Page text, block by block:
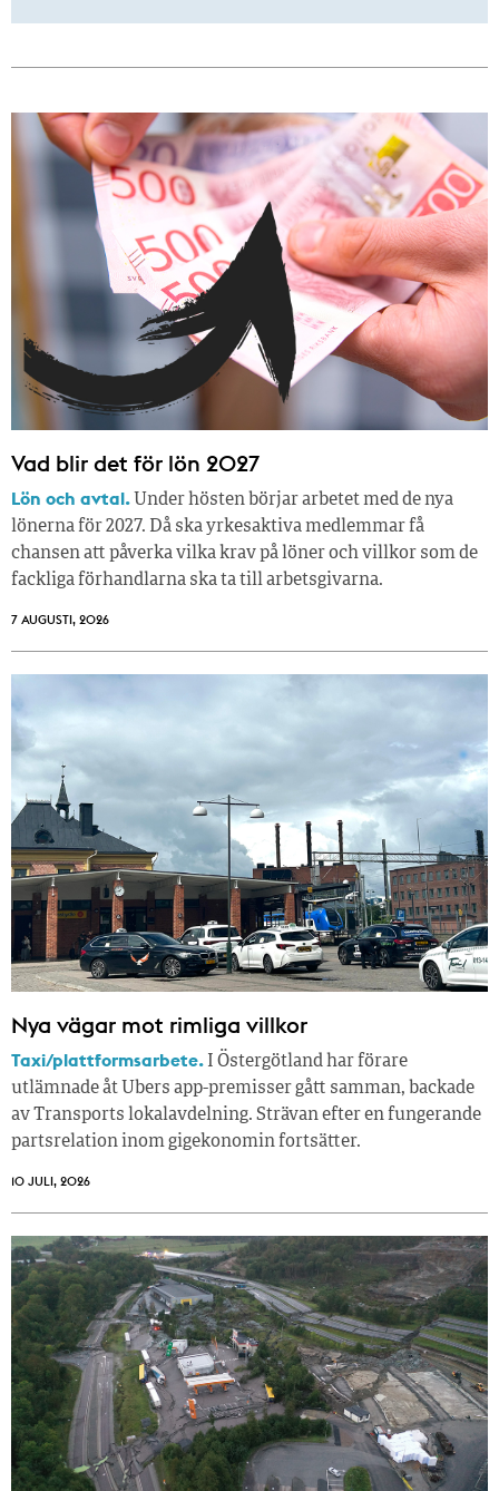
Vad blir det för lön 2027
Lön och avtal. Under hösten börjar arbetet med de nya
lönerna för 2027. Då ska yrkesaktiva medlemmar få
chansen att påverka vilka krav på löner och villkor som de
fackliga förhandlarna ska ta till arbetsgivarna.
7 AUGUSTI, 2026
Nya vägar mot rimliga villkor
Taxi/plattformsarbete. I Östergötland har förare
utlämnade åt Ubers app-premisser gått samman, backade
av Transports lokalavdelning. Strävan efter en fungerande
partsrelation inom gigekonomin fortsätter.
10 JULI, 2026